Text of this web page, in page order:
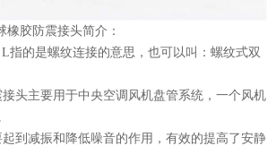
胶防震接头简介：
指的是螺纹连接的意思，也可以叫：螺纹式双
头主要用于中央空调风机盘管系统，一个风机
到减振和降低噪音的作用，有效的提高了安静